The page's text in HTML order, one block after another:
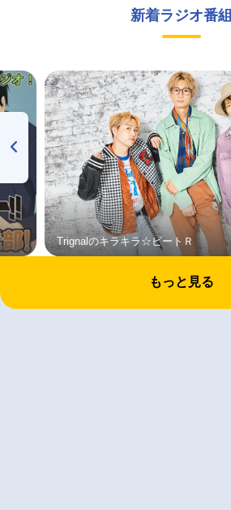
新着ラジオ番組
Trignalのキラキラ☆ビートＲ
もっと見る